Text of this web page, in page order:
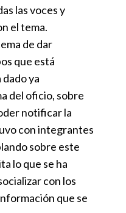
las voces y
el tema.
de dar
que está
dado ya
del oficio, sobre
notificar la
con integrantes
sobre este
lo que se ha
con los
que se